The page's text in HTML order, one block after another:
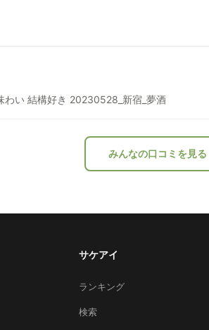
お米の甘みが感じられ、 ひっかかりのない味わい 結構好き 20230528_新宿_夢酒
みんなの口コミを見る
サケアイ
ランキング
検索